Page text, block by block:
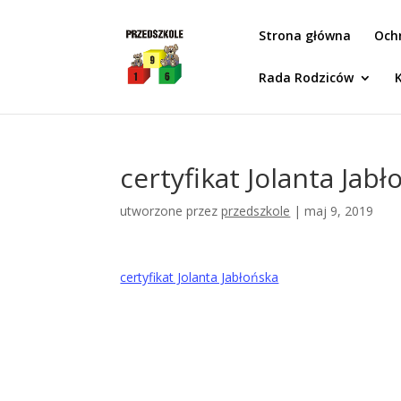
Strona główna
Rada Rodziców
certyfikat Jolanta
utworzone przezprzedszkole |maj 9, 2019
certyfikat Jolanta Jabłońska